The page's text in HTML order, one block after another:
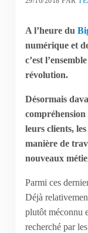
A l’heure du
numérique et
c’est
révolution.
Désormais
compréhension
leurs clients,
manière de
nouveaux
Parmi ces
Déjà
plutôt méconnu
recherché par